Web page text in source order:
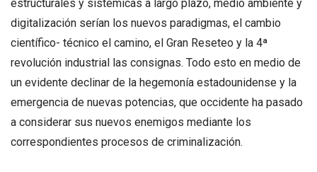
estructurales y sistémicas a largo plazo, medio ambiente y
digitalización serían los nuevos paradigmas, el cambio
científico- técnico el camino, el Gran Reseteo y la 4ª
revolución industrial las consignas. Todo esto en medio de
un evidente declinar de la hegemonía estadounidense y la
emergencia de nuevas potencias, que occidente ha pasado
a considerar sus nuevos enemigos mediante los
correspondientes procesos de criminalización.